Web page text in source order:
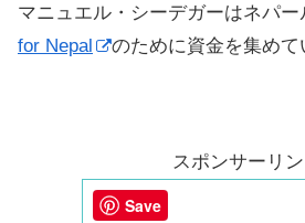
マニュエル・シーデガーはネパ
for Nepal
のために資金を集めて
スポンサーリン
Save